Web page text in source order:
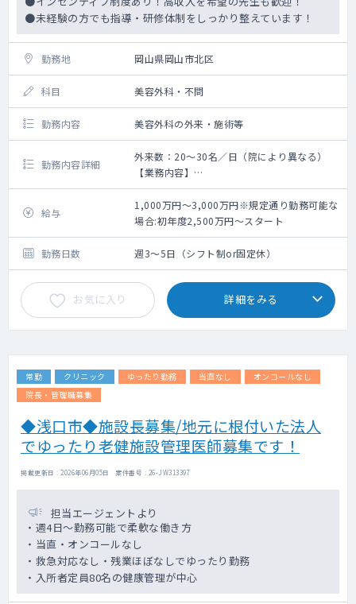
●未経験の方でも指導・研修体制をしっかり整えています！
勤務地 岡山県岡山市北区
科目 美容外科・不問
勤務内容 美容外科の外来・施術等
勤務内容詳細
外来数：20～30名／日（院により異なる）
【業務内容】
注射から始まり複雑切開系まで徐々にステ
ップアップしていきます。
骨を削るような大掛かりなオペまでは実施
していません。
現状では下肢静脈瘤治療はほとんど行って
おりません。
【研修について】
美容領域での勤務経験がある方も全くの未
経験の方も「グループのイズムや方針」を理
スキルに応じての段階的にステップを踏む研
ことが出来ます。
希望エリアをメインに他エリア（通勤可能
な範囲）を含む各院をローテーションでまわ
っていただきます。
地域により患者層や症例にも偏りがある
為、幅広く経験を積んでいただく事を目的と
しています。
各エリアには指導担当の先生も在籍してい
ます。
給与
1,000万円～3,000万円※規定通り勤務可能な
場合:初年度2,500万円～スタート
勤務日数 週3～5日（シフト制or固定休）
お気に入り 詳細をみる
常勤 クリニック ゆったり勤務 当直なし
オンコールなし
院長・管理職募集
◆浅口市◆施設長募集/地元に根付いた法人
でゆったり老健施設管理医師募集です！
掲載更新日 : 2026年06月05日 案件番号 : 26-JW313397
担当エージェントより
・週4日～勤務可能で柔軟な働き方
・当直・オンコールなし
・救急対応なし・残業ほぼなしでゆったり勤務
・入所者定員80名の健康管理が中心